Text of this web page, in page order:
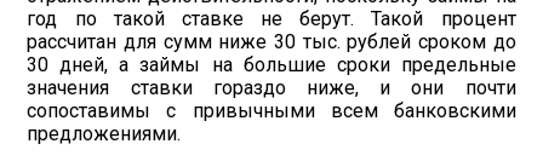
год по такой ставке не берут. Такой процент
рассчитан для сумм ниже 30 тыс. рублей сроком до
30 дней, а займы на большие сроки предельные
значения ставки гораздо ниже, и они почти
сопоставимы с привычными всем банковскими
предложениями.